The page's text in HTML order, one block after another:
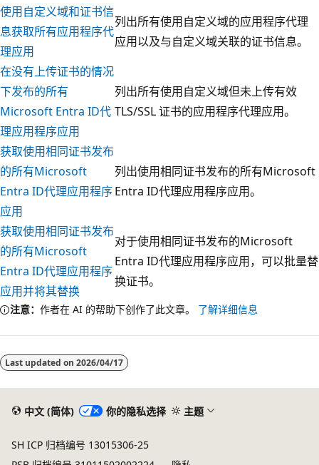
使用自定义域和证书信
息获取所有应用程序代
理应用
列出所有使用自定义域的应用程序代理
应用以及与自定义域关联的证书信息。
在没有上传证书的情况
下发布的所有
Microsoft Entra ID代
理应用程序应用
列出所有使用自定义域但未上传有效
TLS/SSL 证书的应用程序代理应用。
获取使用相同证书发布
的所有Microsoft
Entra ID代理应用程序
应用
列出使用相同证书发布的所有Microsoft
Entra ID代理应用程序应用。
获取使用相同证书发布
的所有Microsoft
Entra ID代理应用程序
应用并将其替换
对于使用相同证书发布的Microsoft
Entra ID代理应用程序应用，可以批量替
换证书。
注意： 作者在 AI 的帮助下创作了此文章。 了解详细信息
模
式
Last updated on 2026/04/17
中文 (简体) 你的隐私选择 主题
SH ICP 归档编号 13015306-25